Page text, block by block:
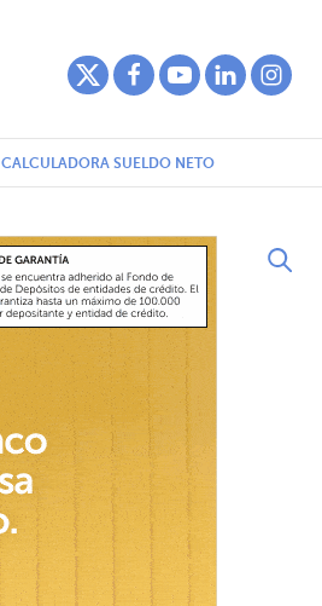
CALCULADORA SUELDO NETO